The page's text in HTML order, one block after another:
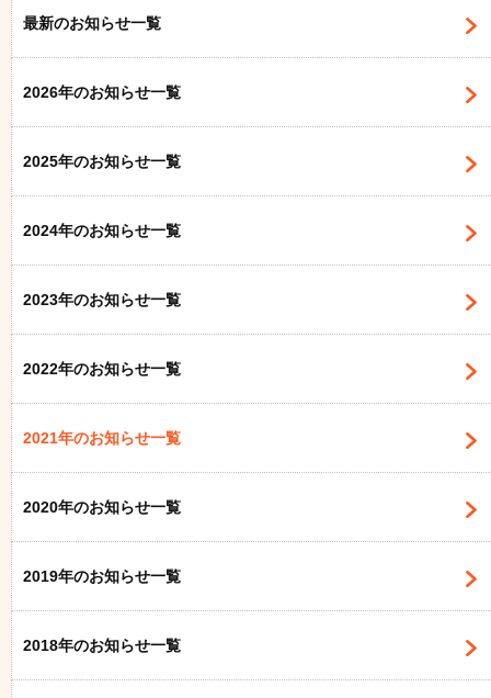
最新のお知らせ一覧
2026年のお知らせ一覧
2025年のお知らせ一覧
2024年のお知らせ一覧
2023年のお知らせ一覧
2022年のお知らせ一覧
2021年のお知らせ一覧
2020年のお知らせ一覧
2019年のお知らせ一覧
2018年のお知らせ一覧